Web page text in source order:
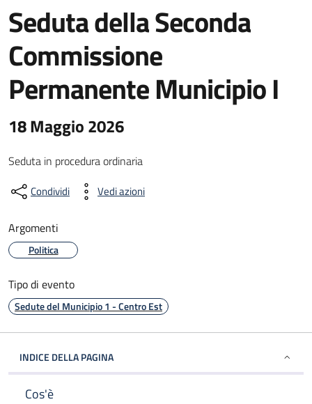
Seduta della Seconda
Commissione
Permanente Municipio I
18 Maggio 2026
Seduta in procedura ordinaria
Condividi Vedi azioni
Argomenti
Politica
Tipo di evento
Sedute del Municipio 1 - Centro Est
INDICE DELLA PAGINA
Cos'è